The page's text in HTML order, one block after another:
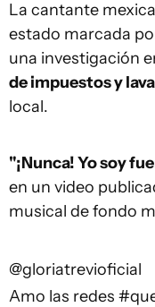
La cantante
estado marcada
una investigación
de impuestos y
local.
"¡Nunca! Yo soy
en un video
musical de fondo
@gloriatrevioficial
Amo las redes